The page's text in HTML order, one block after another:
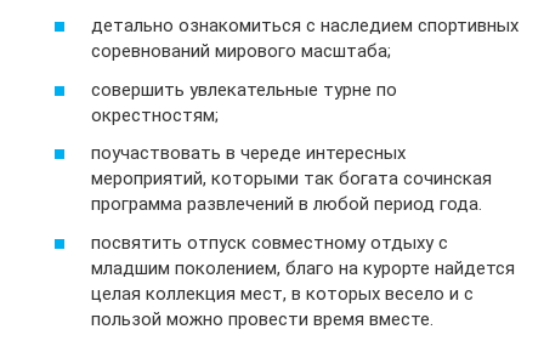
детально ознакомиться с наследием спортивных
соревнований мирового масштаба;
совершить увлекательные турне по
окрестностям;
поучаствовать в череде интересных
мероприятий, которыми так богата сочинская
программа развлечений в любой период года.
посвятить отпуск совместному отдыху с
младшим поколением, благо на курорте найдется
целая коллекция мест, в которых весело и с
пользой можно провести время вместе.